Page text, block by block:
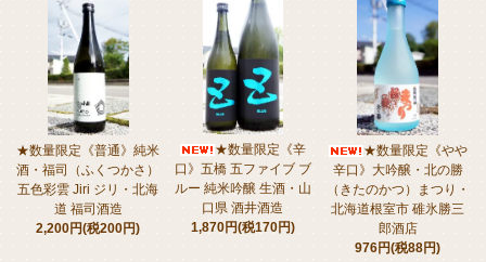
★数量限定《普通》純米
酒・福司（ふくつかさ）
五色彩雲 Jiri ジリ・北海
道 福司酒造
2,200円(税200円)
★数量限定《辛
口》五橋 五ファイブ ブ
ルー 純米吟醸 生酒・山
口県 酒井酒造
1,870円(税170円)
★数量限定《やや
辛口》大吟醸・北の勝
（きたのかつ）まつり・
北海道根室市 碓氷勝三
郎酒店
976円(税88円)